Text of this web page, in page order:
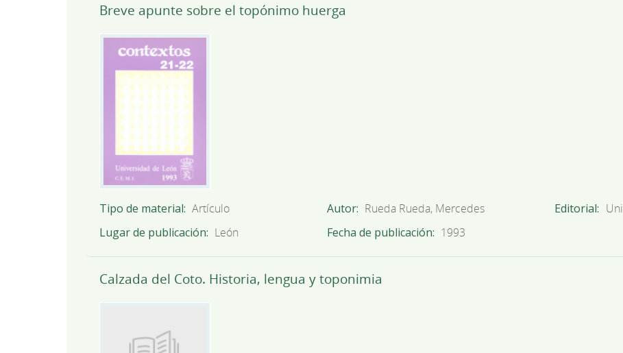
Breve apunte sobre el topónimo huerga
Tipo de material Artículo Autor Rueda Rueda, Mercedes Editorial
Lugar de publicación
León Fecha de publicación 1993
Calzada del Coto. Historia, lengua y toponimia